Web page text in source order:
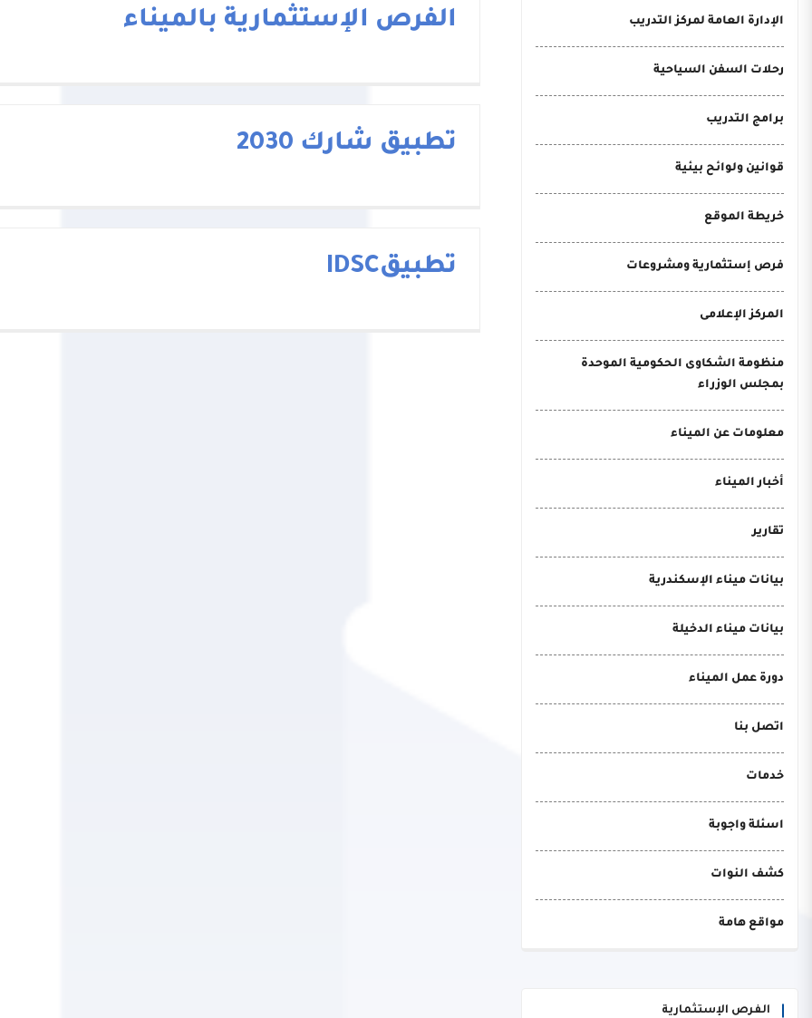
الإدارة العامة لمركز التدريب
رحلات السفن السياحية
برامج التدريب
قوانين ولوائح بيئية
خريطة الموقع
فرص إستثمارية ومشروعات
المركز الإعلامى
منظومة الشكاوى الحكومية الموحدة
بمجلس الوزراء
معلومات عن الميناء
أخبار الميناء
تقارير
بيانات ميناء الإسكندرية
بيانات ميناء الدخيلة
دورة عمل الميناء
اتصل بنا
خدمات
اسئلة واجوبة
كشف النوات
مواقع هامة
الفرص الإستثمارية
الفرص الإستثمارية بالميناء
تطبيق شارك 2030
تطبيقIDSC